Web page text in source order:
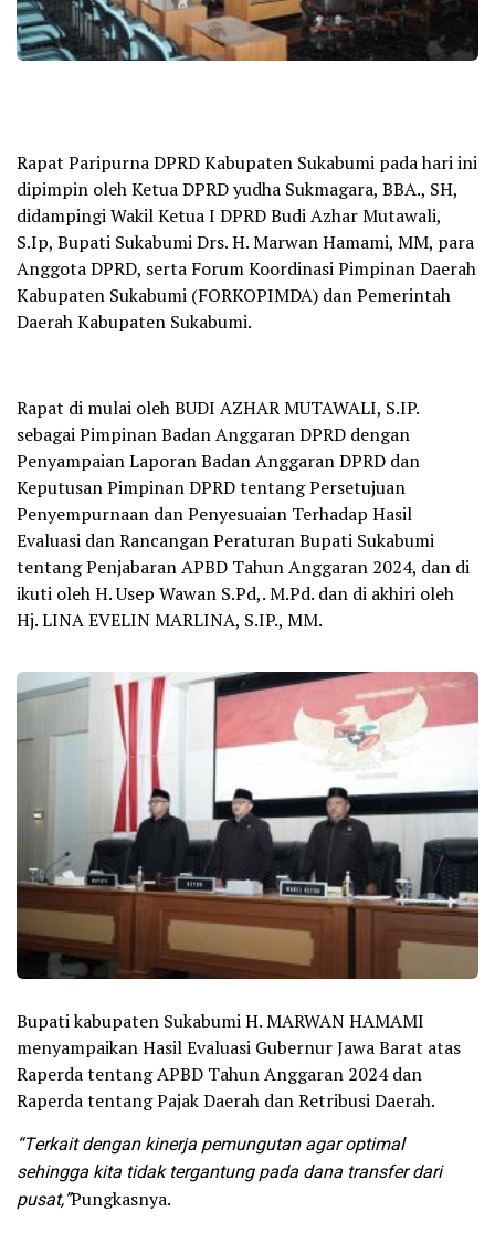
Rapat Paripurna DPRD Kabupaten Sukabumi pada hari ini
dipimpin oleh Ketua DPRD yudha Sukmagara, BBA., SH,
didampingi Wakil Ketua I DPRD Budi Azhar Mutawali,
S.Ip, Bupati Sukabumi Drs. H. Marwan Hamami, MM, para
Anggota DPRD, serta Forum Koordinasi Pimpinan Daerah
Kabupaten Sukabumi (FORKOPIMDA) dan Pemerintah
Daerah Kabupaten Sukabumi.
Rapat di mulai oleh BUDI AZHAR MUTAWALI, S.IP.
sebagai Pimpinan Badan Anggaran DPRD dengan
Penyampaian Laporan Badan Anggaran DPRD dan
Keputusan Pimpinan DPRD tentang Persetujuan
Penyempurnaan dan Penyesuaian Terhadap Hasil
Evaluasi dan Rancangan Peraturan Bupati Sukabumi
tentang Penjabaran APBD Tahun Anggaran 2024, dan di
ikuti oleh H. Usep Wawan S.Pd,. M.Pd. dan di akhiri oleh
Hj. LINA EVELIN MARLINA, S.IP., MM.
Bupati kabupaten Sukabumi H. MARWAN HAMAMI
menyampaikan Hasil Evaluasi Gubernur Jawa Barat atas
Raperda tentang APBD Tahun Anggaran 2024 dan
Raperda tentang Pajak Daerah dan Retribusi Daerah.
“Terkait dengan kinerja pemungutan agar optimal
sehingga kita tidak tergantung pada dana transfer dari
pusat,”Pungkasnya.